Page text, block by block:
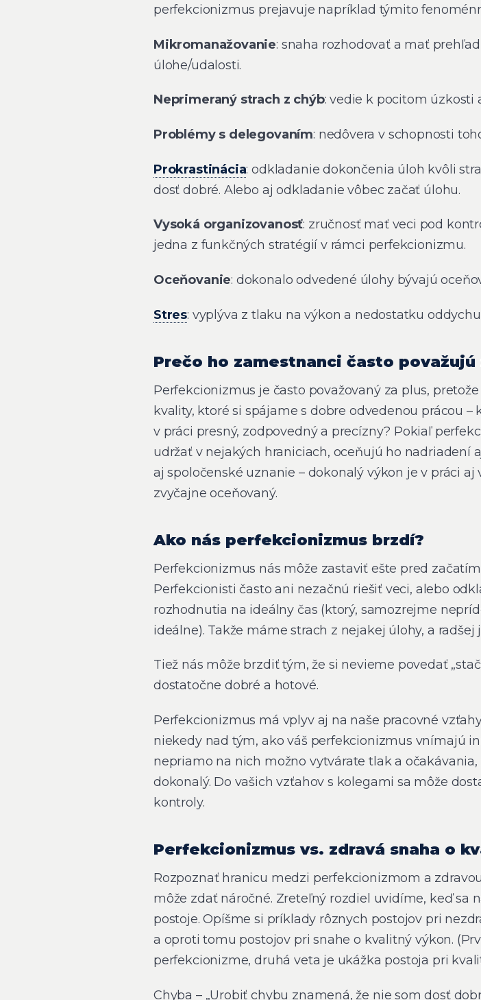
perfekcionizmus prejavuje napríklad týmito
Mikromanažovanie: snaha rozhodovať a mať
úlohe/udalosti.
Neprimeraný strach z chýb: vedie k pocitom úzkosti
Problémy s delegovaním: nedôvera v schopnosti
Prokrastinácia: odkladanie dokončenia úloh kvôli
dosť dobré. Alebo aj odkladanie vôbec začať úlohu.
Vysoká organizovanosť: zručnosť mať veci pod
jedna z funkčných stratégií v rámci perfekcionizmu.
Oceňovanie: dokonalo odvedené úlohy bývajú
Stres: vyplýva z tlaku na výkon a nedostatku
Prečo ho zamestnanci často považujú
Perfekcionizmus je často považovaný za plus,
kvality, ktoré si spájame s dobre odvedenou prácou –
v práci presný, zodpovedný a precízny? Pokiaľ
udržať v nejakých hraniciach, oceňujú ho nadriadení
aj spoločenské uznanie – dokonalý výkon je v práci aj
zvyčajne oceňovaný.
Ako nás perfekcionizmus brzdí?
Perfekcionizmus nás môže zastaviť ešte pred
Perfekcionisti často ani nezačnú riešiť veci, alebo
rozhodnutia na ideálny čas (ktorý, samozrejme
ideálne). Takže máme strach z nejakej úlohy, a radšej
Tiež nás môže brzdiť tým, že si nevieme povedať
dostatočne dobré a hotové.
Perfekcionizmus má vplyv aj na naše pracovné
niekedy nad tým, ako váš perfekcionizmus vnímajú
nepriamo na nich možno vytvárate tlak a
dokonalý. Do vašich vzťahov s kolegami sa môže
kontroly.
Perfekcionizmus vs. zdravá snaha o
Rozpoznať hranicu medzi perfekcionizmom a
môže zdať náročné. Zreteľný rozdiel uvidíme, keď sa
postoje. Opíšme si príklady rôznych postojov pri
a oproti tomu postojov pri snahe o kvalitný výkon.
perfekcionizme, druhá veta je ukážka postoja pri
Chyba – „Urobiť chybu znamená, že nie som dosť